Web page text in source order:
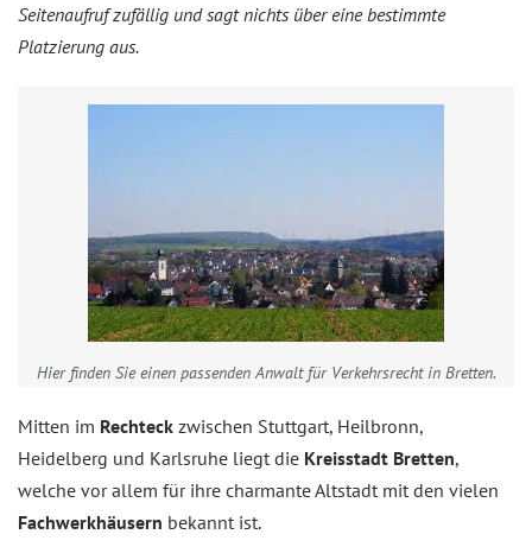
Seitenaufruf zufällig und sagt nichts über eine bestimmte
Platzierung aus.
Hier finden Sie einen passenden Anwalt für Verkehrsrecht in Bretten.
Mitten im Rechteck zwischen Stuttgart, Heilbronn,
Heidelberg und Karlsruhe liegt die Kreisstadt Bretten,
welche vor allem für ihre charmante Altstadt mit den vielen
Fachwerkhäusern bekannt ist.